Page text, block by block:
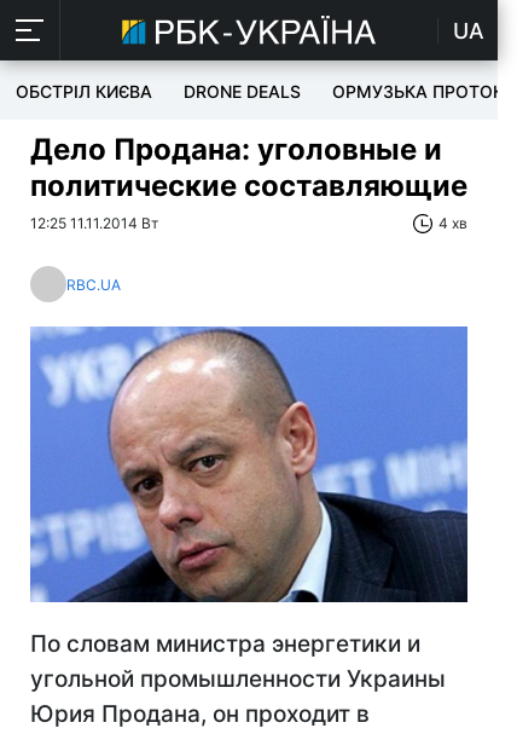
UA
ОБСТРІЛ КИЄВА DRONE DEALS ОРМУЗЬКА ПРОТОКА
Дело Продана: уголовные и
политические составляющие
12:25 11.11.2014 Вт 4 хв
RBC.UA
По словам министра энергетики и
угольной промышленности Украины
Юрия Продана, он проходит в